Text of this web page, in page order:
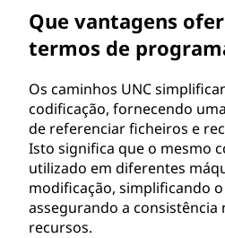
Que vantagens
termos de
Os caminhos UNC
codificação, fornecendo
de referenciar ficheiros e
Isto significa que o mesmo
utilizado em diferentes
modificação, simplificando
assegurando a consistência
recursos.